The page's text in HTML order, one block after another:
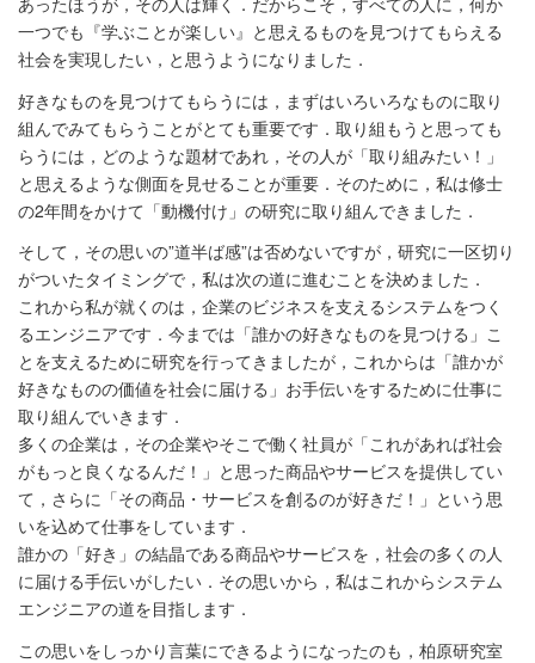
一つでも『学ぶことが楽しい』と思えるものを見つけてもらえる
社会を実現したい，と思うようになりました．
好きなものを見つけてもらうには，まずはいろいろなものに取り
組んでみてもらうことがとても重要です．取り組もうと思っても
らうには，どのような題材であれ，その人が「取り組みたい！」
と思えるような側面を見せることが重要．そのために，私は修士
の2年間をかけて「動機付け」の研究に取り組んできました．
そして，その思いの”道半ば感”は否めないですが，研究に一区切り
がついたタイミングで，私は次の道に進むことを決めました．
これから私が就くのは，企業のビジネスを支えるシステムをつく
るエンジニアです．今までは「誰かの好きなものを見つける」こ
とを支えるために研究を行ってきましたが，これからは「誰かが
好きなものの価値を社会に届ける」お手伝いをするために仕事に
取り組んでいきます．
多くの企業は，その企業やそこで働く社員が「これがあれば社会
がもっと良くなるんだ！」と思った商品やサービスを提供してい
て，さらに「その商品・サービスを創るのが好きだ！」という思
いを込めて仕事をしています．
誰かの「好き」の結晶である商品やサービスを，社会の多くの人
に届ける手伝いがしたい．その思いから，私はこれからシステム
エンジニアの道を目指します．
この思いをしっかり言葉にできるようになったのも，柏原研究室